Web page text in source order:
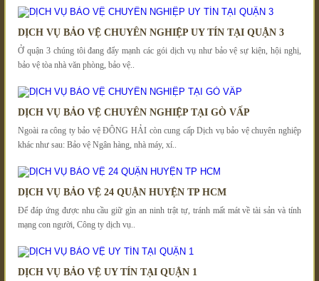
DỊCH VỤ BẢO VỆ CHUYÊN NGHIỆP UY TÍN TẠI QUẬN 3
Ở quận 3 chúng tôi đang đẩy mạnh các gói dịch vụ như bảo vệ sự kiện, hội nghị,
bảo vệ tòa nhà văn phòng, bảo vệ..
DỊCH VỤ BẢO VỆ CHUYÊN NGHIỆP TẠI GÒ VẤP
Ngoài ra công ty bảo vệ ĐÔNG HẢI còn cung cấp Dịch vụ bảo vệ chuyên nghiệp
khác như sau: Bảo vệ Ngân hàng, nhà máy, xí..
DỊCH VỤ BẢO VỆ 24 QUẬN HUYỆN TP HCM
Để đáp ứng được nhu cầu giữ gìn an ninh trật tự, tránh mất mát về tài sản và tính
mạng con người, Công ty dịch vụ..
DỊCH VỤ BẢO VỆ UY TÍN TẠI QUẬN 1